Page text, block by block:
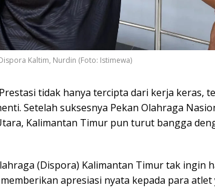
Kaltim, Nurdin (Foto: Istimewa)
tidak hanya tercipta dari kerja keras,
Setelah suksesnya Pekan Olahraga
Kalimantan Timur pun turut bangga
(Dispora) Kalimantan Timur tak ingin
apresiasi nyata kepada para atlet